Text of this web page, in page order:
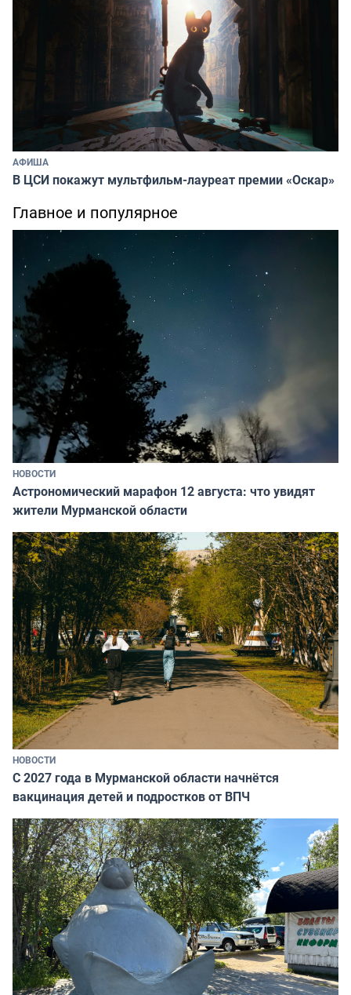
АФИША
В ЦСИ покажут мультфильм-лауреат премии «Оскар»
Главное и популярное
НОВОСТИ
Астрономический марафон 12 августа: что увидят
жители Мурманской области
НОВОСТИ
С 2027 года в Мурманской области начнётся
вакцинация детей и подростков от ВПЧ